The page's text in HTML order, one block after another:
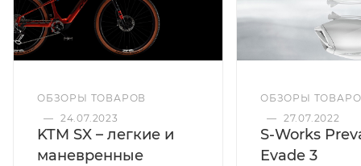
ОБЗОРЫ ТОВАРОВ
— 24.07.2023
KTM SX – легкие и
маневренные
ОБЗОРЫ
— 27.07.2022
S-Works
Evade 3